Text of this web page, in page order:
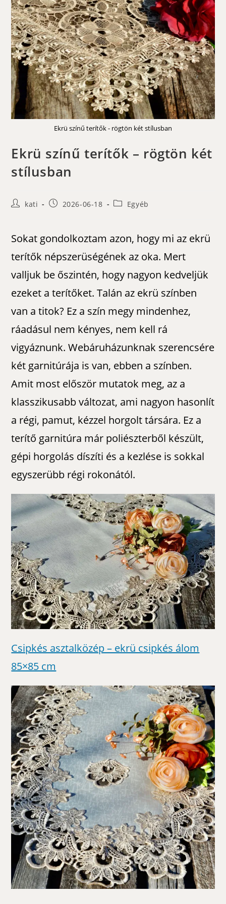
Ekrü színű terítők - rögtön két stílusban
Ekrü színű terítők – rögtön két
stílusban
Postkati
Post2026-06-18
PostEgyéb
Sokat gondolkoztam azon, hogy mi az ekrü
terítők népszerüségének az oka. Mert
valljuk be őszintén, hogy nagyon kedveljük
ezeket a terítőket. Talán az ekrü színben
van a titok? Ez a szín megy mindenhez,
ráadásul nem kényes, nem kell rá
vigyáznunk. Webáruházunknak szerencsére
két garnitúrája is van, ebben a színben.
Amit most először mutatok meg, az a
klasszikusabb változat, ami nagyon hasonlít
a régi, pamut, kézzel horgolt társára. Ez a
terítő garnitúra már poliészterből készült,
gépi horgolás díszíti és a kezlése is sokkal
egyszerübb régi rokonától.
Csipkés asztalközép – ekrü csipkés álom
85×85 cm